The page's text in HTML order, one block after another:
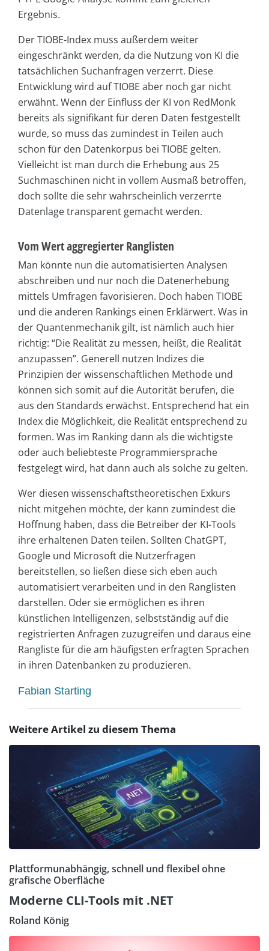
Ergebnis.
Der TIOBE-Index muss außerdem weiter
eingeschränkt werden, da die Nutzung von KI die
tatsächlichen Suchanfragen verzerrt. Diese
Entwicklung wird auf TIOBE aber noch gar nicht
erwähnt. Wenn der Einfluss der KI von RedMonk
bereits als signifikant für deren Daten festgestellt
wurde, so muss das zumindest in Teilen auch
schon für den Datenkorpus bei TIOBE gelten.
Vielleicht ist man durch die Erhebung aus 25
Suchmaschinen nicht in vollem Ausmaß betroffen,
doch sollte die sehr wahrscheinlich verzerrte
Datenlage transparent gemacht werden.
Vom Wert aggregierter Ranglisten
Man könnte nun die automatisierten Analysen
abschreiben und nur noch die Datenerhebung
mittels Umfragen favorisieren. Doch haben TIOBE
und die anderen Rankings einen Erklärwert. Was in
der Quantenmechanik gilt, ist nämlich auch hier
richtig: “Die Realität zu messen, heißt, die Realität
anzupassen”. Generell nutzen Indizes die
Prinzipien der wissenschaftlichen Methode und
können sich somit auf die Autorität berufen, die
aus den Standards erwächst. Entsprechend hat ein
Index die Möglichkeit, die Realität entsprechend zu
formen. Was im Ranking dann als die wichtigste
oder auch beliebteste Programmiersprache
festgelegt wird, hat dann auch als solche zu gelten.
Wer diesen wissenschaftstheoretischen Exkurs
nicht mitgehen möchte, der kann zumindest die
Hoffnung haben, dass die Betreiber der KI-Tools
ihre erhaltenen Daten teilen. Sollten ChatGPT,
Google und Microsoft die Nutzerfragen
bereitstellen, so ließen diese sich eben auch
automatisiert verarbeiten und in den Ranglisten
darstellen. Oder sie ermöglichen es ihren
künstlichen Intelligenzen, selbstständig auf die
registrierten Anfragen zuzugreifen und daraus eine
Rangliste für die am häufigsten erfragten Sprachen
in ihren Datenbanken zu produzieren.
Fabian Starting
Weitere Artikel zu diesem Thema
Plattformunabhängig, schnell und flexibel ohne
grafische Oberfläche
Moderne CLI-Tools mit .NET
Roland König